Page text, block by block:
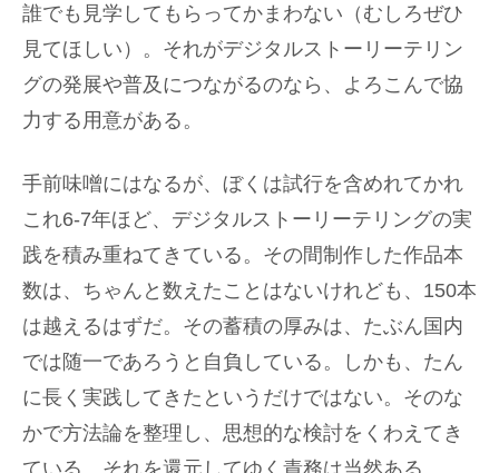
誰でも見学してもらってかまわない（むしろぜひ
見てほしい）。それがデジタルストーリーテリン
グの発展や普及につながるのなら、よろこんで協
力する用意がある。
手前味噌にはなるが、ぼくは試行を含めれてかれ
これ6-7年ほど、デジタルストーリーテリングの実
践を積み重ねてきている。その間制作した作品本
数は、ちゃんと数えたことはないけれども、150本
は越えるはずだ。その蓄積の厚みは、たぶん国内
では随一であろうと自負している。しかも、たん
に長く実践してきたというだけではない。そのな
かで方法論を整理し、思想的な検討をくわえてき